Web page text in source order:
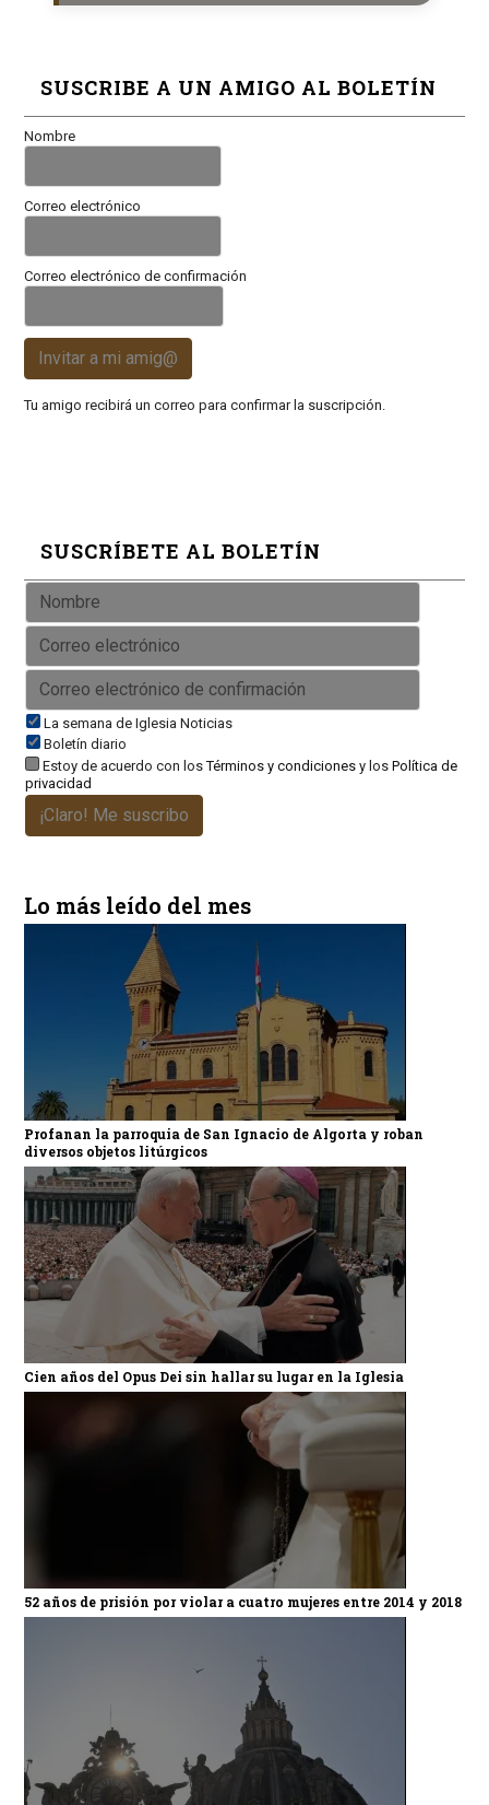
SUSCRIBE A UN AMIGO AL BOLETÍN
Nombre
Correo electrónico
Correo electrónico de confirmación
Invitar a mi amig@
Tu amigo recibirá un correo para confirmar la suscripción.
SUSCRÍBETE AL BOLETÍN
La semana de Iglesia Noticias
Boletín diario
Estoy de acuerdo con losTérminos y condicionesy los Política de
privacidad
¡Claro! Me suscribo
Lo más leído del mes
Profanan la parroquia de San Ignacio de Algorta y roban
diversos objetos litúrgicos
Cien años del Opus Dei sin hallar su lugar en la Iglesia
52 años de prisión por violar a cuatro mujeres entre 2014 y 2018